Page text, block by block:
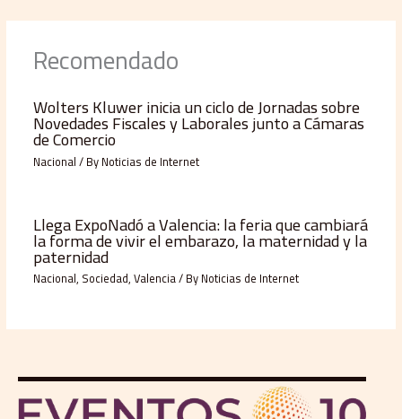
Recomendado
Wolters Kluwer inicia un ciclo de Jornadas sobre
Novedades Fiscales y Laborales junto a Cámaras
de Comercio
Nacional/ ByNoticias de Internet
Llega ExpoNadó a Valencia: la feria que cambiará
la forma de vivir el embarazo, la maternidad y la
paternidad
Nacional, Sociedad,Valencia/ ByNoticias de Internet